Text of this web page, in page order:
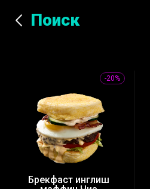
Поиск
-20%
Брекфаст инглиш